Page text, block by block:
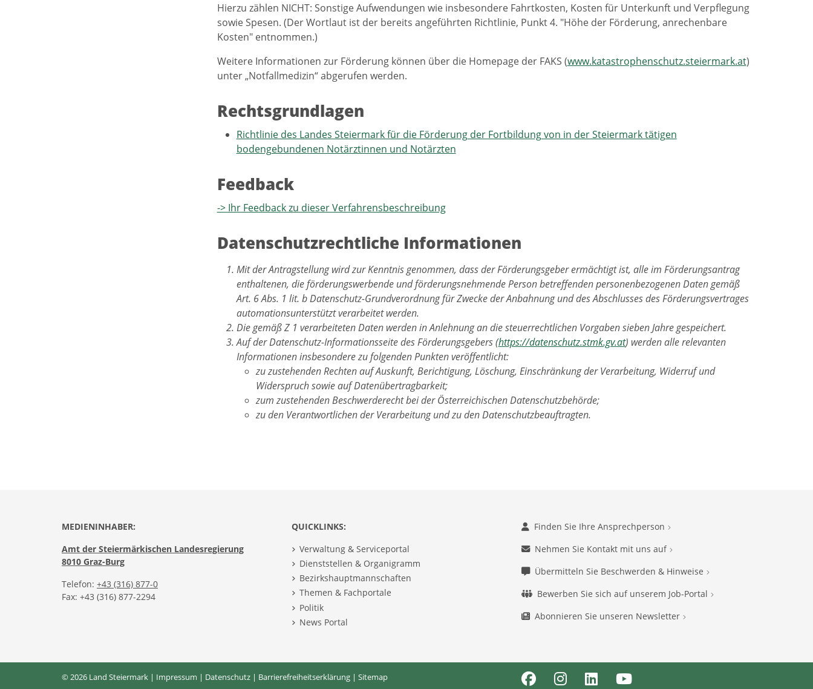
Hierzu zählen NICHT: Sonstige Aufwendungen wie insbesondere Fahrtkosten, Kosten für Unterkunft und Verpflegung
sowie Spesen. (Der Wortlaut ist der bereits angeführten Richtlinie, Punkt 4. "Höhe der Förderung, anrechenbare
Kosten" entnommen.)
Weitere Informationen zur Förderung können über die Homepage der FAKS (www.katastrophenschutz.steiermark.at)
unter „Notfallmedizin“ abgerufen werden.
Rechtsgrundlagen
Richtlinie des Landes Steiermark für die Förderung der Fortbildung von in der Steiermark tätigen
bodengebundenen Notärztinnen und Notärzten
Feedback
-> Ihr Feedback zu dieser Verfahrensbeschreibung
Datenschutzrechtliche Informationen
Mit der Antragstellung wird zur Kenntnis genommen, dass der Förderungsgeber ermächtigt ist, alle im Förderungsantrag
enthaltenen, die förderungswerbende und förderungsnehmende Person betreffenden personenbezogenen Daten gemäß
Art. 6 Abs. 1 lit. b Datenschutz-Grundverordnung für Zwecke der Anbahnung und des Abschlusses des Förderungsvertrages
automationsunterstützt verarbeitet werden.
Die gemäß Z 1 verarbeiteten Daten werden in Anlehnung an die steuerrechtlichen Vorgaben sieben Jahre gespeichert.
Auf der Datenschutz-Informationsseite des Förderungsgebers (https://datenschutz.stmk.gv.at) werden alle relevanten
Informationen insbesondere zu folgenden Punkten veröffentlicht:
zu zustehenden Rechten auf Auskunft, Berichtigung, Löschung, Einschränkung der Verarbeitung, Widerruf und
Widerspruch sowie auf Datenübertragbarkeit;
zum zustehenden Beschwerderecht bei der Österreichischen Datenschutzbehörde;
zu den Verantwortlichen der Verarbeitung und zu den Datenschutzbeauftragten.
MEDIENINHABER:
Amt der Steiermärkischen Landesregierung
8010 Graz-Burg
Telefon: +43 (316) 877-0
Fax: +43 (316) 877-2294
QUICKLINKS:
Verwaltung & Serviceportal
Dienststellen & Organigramm
Bezirkshauptmannschaften
Themen & Fachportale
Politik
News Portal
Finden Sie Ihre Ansprechperson
Nehmen Sie Kontakt mit uns auf
Übermitteln Sie Beschwerden & Hinweise
Bewerben Sie sich auf unserem Job-Portal
Abonnieren Sie unseren Newsletter
© 2026 Land Steiermark | Impressum | Datenschutz | Barrierefreiheitserklärung | Sitemap FacebookInstagramLinkedInYoutube